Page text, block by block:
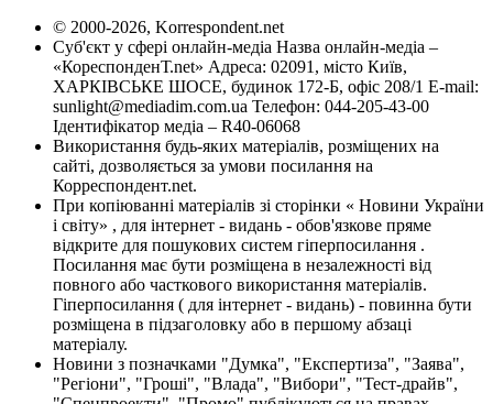
© 2000-2026, Korrespondent.net
Суб'єкт у сфері онлайн-медіа Назва онлайн-медіа –
«КореспонденТ.net» Адреса: 02091, місто Київ,
ХАРКІВСЬКЕ ШОСЕ, будинок 172-Б, офіс 208/1 E-mail:
sunlight@mediadim.com.ua Телефон: 044-205-43-00
Ідентифікатор медіа – R40-06068
Використання будь-яких матеріалів, розміщених на
сайті, дозволяється за умови посилання на
Корреспондент.net.
При копіюванні матеріалів зі сторінки « Новини України
і світу» , для інтернет - видань - обов'язкове пряме
відкрите для пошукових систем гіперпосилання .
Посилання має бути розміщена в незалежності від
повного або часткового використання матеріалів.
Гіперпосилання ( для інтернет - видань) - повинна бути
розміщена в підзаголовку або в першому абзаці
матеріалу.
Новини з позначками "Думка", "Експертиза", "Заява",
"Регіони", "Гроші", "Влада", "Вибори", "Тест-драйв",